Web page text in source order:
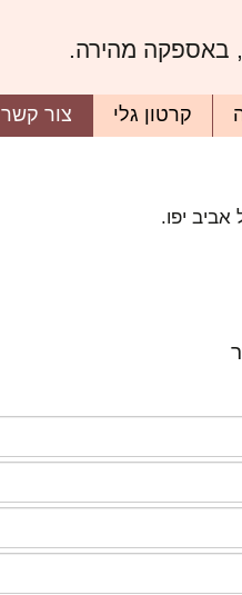
באספקה מהירה.
קרטון גלי צור קשר